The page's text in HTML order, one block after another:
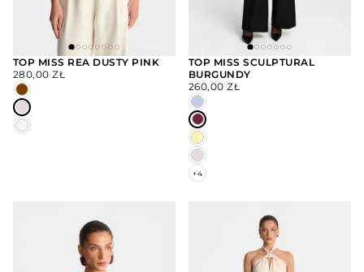
WYBIERZ
OPCJE
TOP MISS REA DUSTY PINK
CENA
REGULARNA
280,00 ZŁ WYBIERZ
OPCJE
TOP MISS SCULPTURAL
BURGUNDY
CENA
REGULARNA
260,00 ZŁ
+4